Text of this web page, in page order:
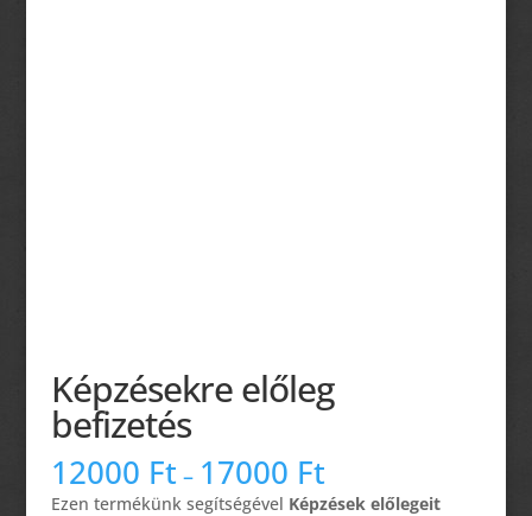
Képzésekre előleg
befizetés
12000 Ft – 17000 Ft
Ezen termékünk segítségével Képzések előlegeit